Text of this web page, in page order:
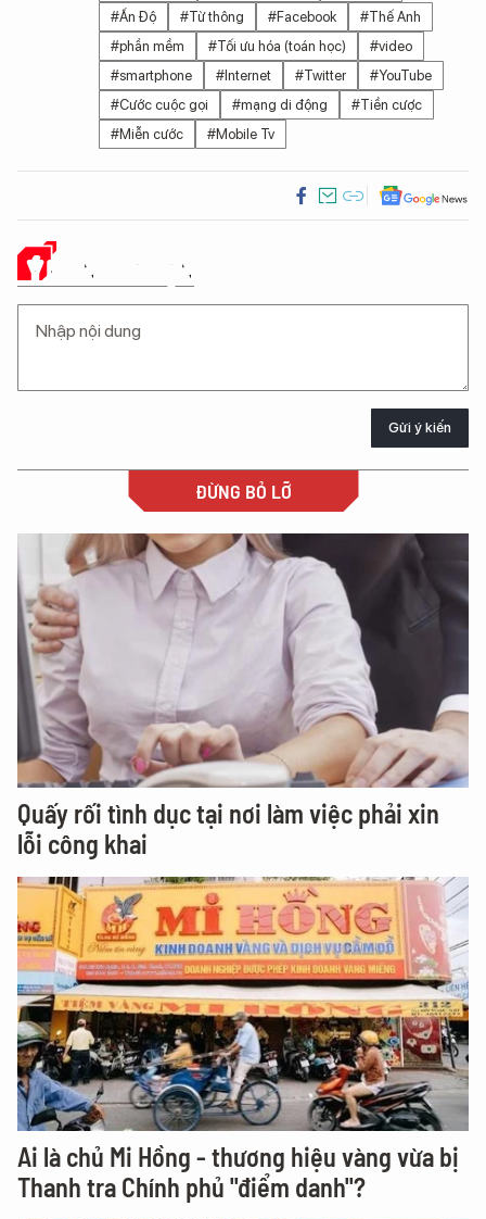
#Ấn Độ #Từ thông #Facebook
#Thế Anh
#phần mềm
#Tối ưu hóa (toán học)
#video
#smartphone
#Internet #Twitter
#YouTube
#Cước cuộc gọi
#mạng di động
#Tiền cược
#Miễn cước
#Mobile Tv
Ý KIẾN CỦA BẠN
Gửi ý kiến
ĐỪNG BỎ LỠ
Quấy rối tình dục tại nơi làm việc phải xin
lỗi công khai
Ai là chủ Mi Hồng - thương hiệu vàng vừa bị
Thanh tra Chính phủ "điểm danh"?